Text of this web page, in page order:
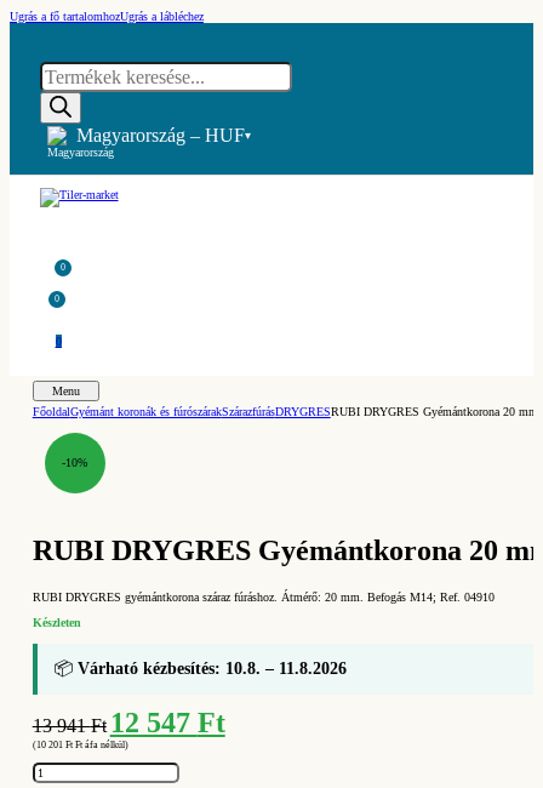
Ugrás a fő tartalomhozUgrás a lábléchez
Products
search
Magyarország – HUF▾
0
0
0
Menu
FőoldalGyémánt koronák és fúrószárakSzárazfúrásDRYGRESRUBI DRYGRES Gyémántkorona 20 mm
-10%
RUBI DRYGRES Gyémántkorona 20
RUBI DRYGRES gyémántkorona száraz fúráshoz. Átmérő: 20 mm. Befogás M14; Ref. 04910
Készleten
📦 Várható kézbesítés: 10.8. – 11.8.2026
13 941Ft Original
price
was:
13
12 547 FtCurrent
price
(10 201 FtFt áfa nélkül)
RUBI
DRYGRES